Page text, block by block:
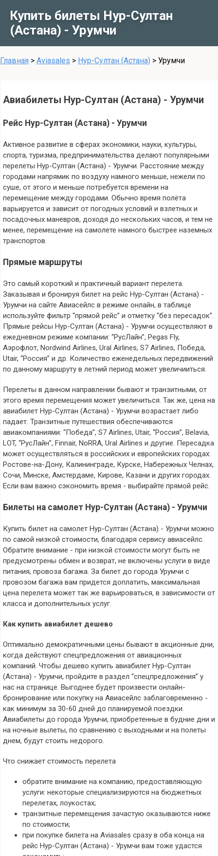
Купить билеты Нур-Султан
(Астана) - Урумчи
Главная > Aviasales > Нур-Султан (Астана) > Урумчи
Авиабилеты Нур-Султан (Астана) - Урумчи
Рейс Нур-Султан (Астана) - Урумчи
Активное развитие в сферах экономики, науки, культуры,
спорта, туризма, предпринимательства делают популярными
перелеты Нур-Султан (Астана) - Урумчи. Расстояние между
городами напрямик по воздуху намного меньше, нежели по
суше, от этого и меньше потребуется времени на
перемещение между городами. Обычно время полёта
варьируется и зависит от погодных условий и взлетных и
посадочных маневров, доходя до нескольких часов, и тем не
менее, перемещение на самолете намного быстрее наземных
транспортов.
Прямые маршруты
Это самый короткий и практичный вариант перелета.
Заказывая и бронируя билет на рейс Нур-Султан (Астана) -
Урумчи на сайте Авиасейлс в режиме онлайн, в таблице
используйте фильтр “прямой рейс” и отметку “без пересадок”.
Прямые рейсы Нур-Султан (Астана) - Урумчи осуществляют в
ежедневном режиме компании: “РусЛайн”, Pegas Fly,
Аэрофлот, Nordwind Airlines, Ural Airlines, S7 Airlines, Победа,
Utair, “Россия” и др. Количество еженедельных передвижений
по данному маршруту в летний период может увеличииться.
Перелеты в данном направлении бывают и транзитными, от
этого время перемещения может увеличиться. Так же, цена на
авиабилет Нур-Султан (Астана) - Урумчи возрастает либо
падает. Транзитные путешествия обеспечиваются
авиакомпаниями: “Победа”, S7 Airlines, Utair, “Россия”, Belavia,
LOT, “РусЛайн”, Finnair, NoRRA, Ural Airlines и другие. Пересадка
может осуществляться в российских и европейских городах:
Ростове-на-Дону, Калининграде, Курске, Набережных Челнах,
Сочи, Минске, Амстердаме, Кирове, Казани и других городах.
Если вам важно сэкономить время - выбирайте прямой рейс.
Билеты на самолет Нур-Султан (Астана) - Урумчи
Купить билет на самолет Нур-Султан (Астана) - Урумчи можно
по самой низкой стоимости, благодаря сервису авиасейлс.
Обратите внимание - при низкой стоимости могут быть не
предусмотрены обмен и возврат, не включены услуги в виде
питания, провоза багажа. За билет до города Урумчи с
провозом багажа вам придется доплатить, максимальная
цена перелета может так же варьироваться, в зависимости от
класса и дополнительных услуг.
Как купить авиабилет дешево
Оптимально демократичными цены бывают в акционные дни,
когда действуют спецпредложения от авиационных
компаний. Чтобы дешево купить авиабилет Нур-Султан
(Астана) - Урумчи, пройдите в раздел “спецпредложения” у
нас на странице. Выгоднее будет произвести онлайн-
бронирование или покупку на Авиасейлс заблаговременно -
как минимум за 30-60 дней до планируемой поездки.
Авиабилеты до города Урумчи, приобретенные в будние дни и
на ночные вылеты, по сравнению с выходными и на полеты
днем, будут стоить недорого.
Что снижает стоимость перелета
обратите внимание на компанию, предоставляющую
услуги: некоторые специализируются на бюджетных
перелетах, лоукостах;
транзитные перемещения зачастую оказываются ниже
по стоимости;
при покупке билета на Aviasales сразу в оба конца на
рейс Нур-Султан (Астана) - Урумчи вам тоже удастся